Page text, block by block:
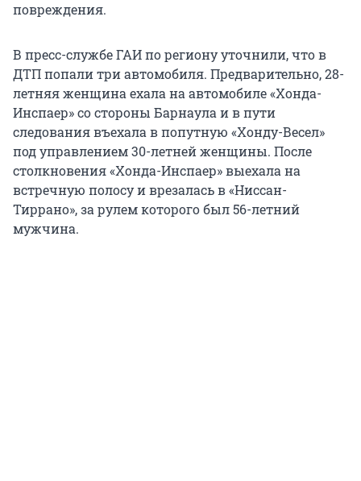
повреждения.
В пресс-службе ГАИ по региону уточнили, что в
ДТП попали три автомобиля. Предварительно, 28-
летняя женщина ехала на автомобиле «Хонда-
Инспаер» со стороны Барнаула и в пути
следования въехала в попутную «Хонду-Весел»
под управлением 30-летней женщины. После
столкновения «Хонда-Инспаер» выехала на
встречную полосу и врезалась в «Ниссан-
Тиррано», за рулем которого был 56-летний
мужчина.